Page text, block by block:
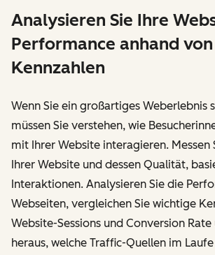
Analysieren Sie Ihre
Performance anhand von
Kennzahlen
Wenn Sie ein großartiges Weberlebnis
müssen Sie verstehen, wie
mit Ihrer Website interagieren. Messen
Ihrer Website und dessen Qualität,
Interaktionen. Analysieren Sie die
Webseiten, vergleichen Sie wichtige
Website-Sessions und Conversion
heraus, welche Traffic-Quellen im